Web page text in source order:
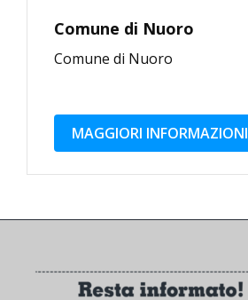
Comune di Nuoro
Comune di Nuoro
MAGGIORI INFORMAZIONI